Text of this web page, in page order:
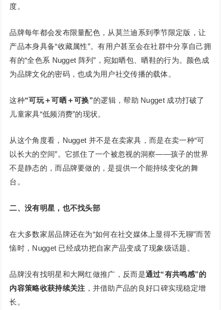
度。
品牌每年都会发布限量配色，从莫兰迪系到季节限定版，让
产品本身具备“收藏属性”。有用户甚至会在社群中分享自己拥
有的“全色系 Nugget 阵列”，宛如晒包、晒鞋的行为。颜色成
为品牌文化的密码，也成为用户社交传播的载体。
这种“可玩＋可晒＋可换”的逻辑，帮助 Nugget 成功打破了
儿童家具“低频消费”的现状。
从这个角度看，Nugget 并不是在卖家具，而是在卖一种“可
以长大的空间”。它抓住了一个被忽视的洞察——孩子的世界
不是静态的，而品牌要做的，是提供一个能持续变化的舞
台。
二、没有明星，也不找头部
在大多数家居品牌还在为“如何在社交媒体上显得不无聊”而苦
恼时，Nugget 已经成功把自家产品变成了现象级话题。
品牌没有找明星和大网红做推广，反而是通过“有共鸣感”的
内容策略收获持续关注 ，并借助产品的良好口碑实现稳定增
长。